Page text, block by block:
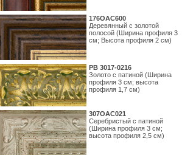
176OAC600
Деревянный с золотой
полосой (Ширина профиля 3
см; Высота профиля 2 см)
PB 3017-0216
Золото с патиной (Ширина
профиля 3 см; высота
профиля 1,7 см)
307OAC021
Серебристый с патиной
(Ширина профиля 3 см;
высота профиля 2,5 см)